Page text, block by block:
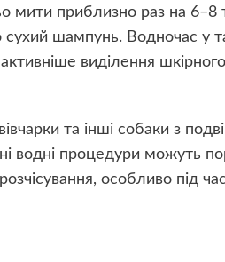
мити приблизно раз на
сухий шампунь. Водночас у
виділення
та інші собаки з
водні процедури можуть
особливо під